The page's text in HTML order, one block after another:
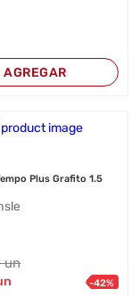
AGREGAR
Plus Grafito 1.5
un
-42%